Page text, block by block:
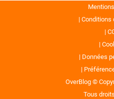
Conditions
Données
OverBlog ©
Tous